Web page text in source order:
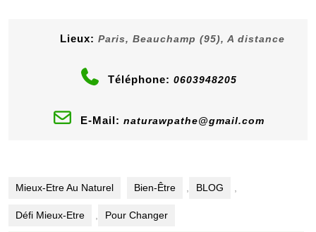
Lieux: Paris, Beauchamp (95), A distance
Téléphone: 0603948205
E-Mail: naturawpathe@gmail.com
Mieux-Etre Au Naturel Bien-Être BLOG
Défi Mieux-Etre Pour Changer